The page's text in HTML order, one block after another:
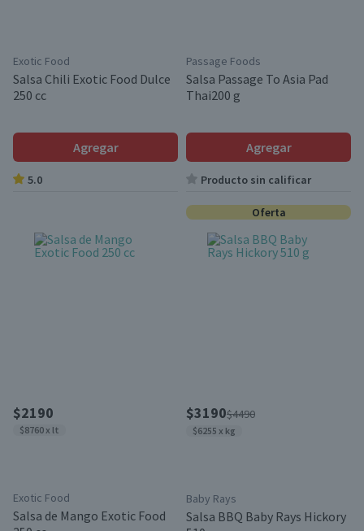
Exotic Food
Salsa Chili Exotic Food Dulce
250 cc
Agregar
5.0
Passage Foods
Salsa Passage To Asia Pad
Thai200 g
Agregar
Producto sin calificar
$2190
$8760 x lt
Exotic Food
Salsa de Mango Exotic Food
Oferta
$3190$4490
$6255 x kg
Baby Rays
Salsa BBQ Baby Rays Hickory